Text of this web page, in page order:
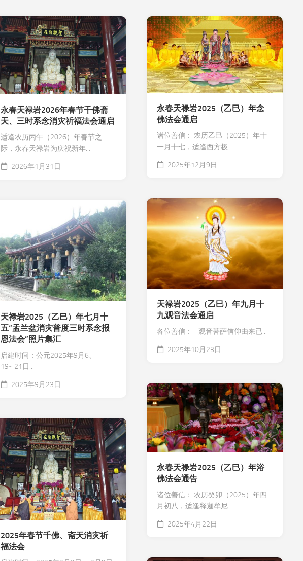
义
工
净
修
佛
学
常
识
佛
学
研
究
生
化
教
育
永春天禄岩2026年春节千佛斋
天、三时系念消灾祈福法会通启
适逢农历丙午（2026）年春节之
际，永春天禄岩为庆祝新年...
2026年1月31日
永春天禄岩2025（乙巳）年念
佛法会通启
诸位善信： 农历乙巳（2025）年十
一月十七，适逢西方极...
2025年12月9日
天禄岩2025（乙巳）年九月十
九观音法会通启
各位善信： 观音菩萨信仰由来已...
2025年10月23日
天禄岩2025（乙巳）年七月十
五“盂兰盆消灾普度三时系念报
恩法会”照片集汇
启建时间：公元2025年9月6、
19~ 21日...
2025年9月23日
永春天禄岩2025（乙巳）年浴
佛法会通告
诸位善信： 农历癸卯（2025）年四
月初八，适逢释迦牟尼...
2025年4月22日
2025年春节千佛、斋天消灾祈
福法会